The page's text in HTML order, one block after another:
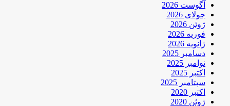
آگوست 2026
جولای 2026
ژوئن 2026
فوریه 2026
ژانویه 2026
دسامبر 2025
نوامبر 2025
اکتبر 2025
سپتامبر 2025
اکتبر 2020
ژوئن 2020